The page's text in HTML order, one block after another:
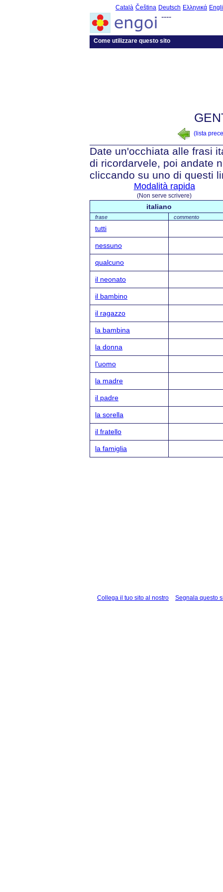
Català Čeština Deutsch Ελληνικά
----
Come utilizzare questo sito
(lista
Date un'occhiata alle frasi
di ricordarvele, poi andate
cliccando su uno di questi
Modalità rapida
(Non serve scrivere)
italiano
frase commento
tutti
nessuno
qualcuno
il neonato
il bambino
il ragazzo
la bambina
la donna
l'uomo
la madre
il padre
la sorella
il fratello
la famiglia
Collega il tuo sito al nostro Segnala questo